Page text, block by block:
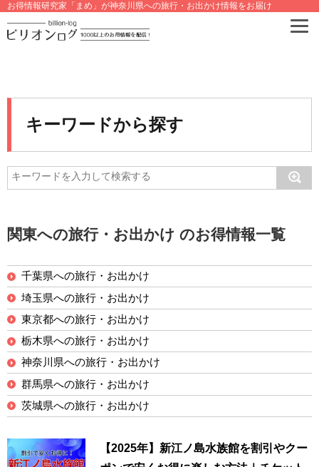
お得情報研究家「まめ」が神奈川県への旅行・お出かけ情報をお届け
キーワードから探す
関東への旅行・お出かけ のお得情報一覧
千葉県への旅行・お出かけ
埼玉県への旅行・お出かけ
東京都への旅行・お出かけ
栃木県への旅行・お出かけ
神奈川県への旅行・お出かけ
群馬県への旅行・お出かけ
茨城県への旅行・お出かけ
【2025年】新江ノ島水族館を割引やクー